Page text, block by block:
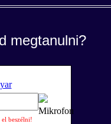
megtanulni?
beszélni!